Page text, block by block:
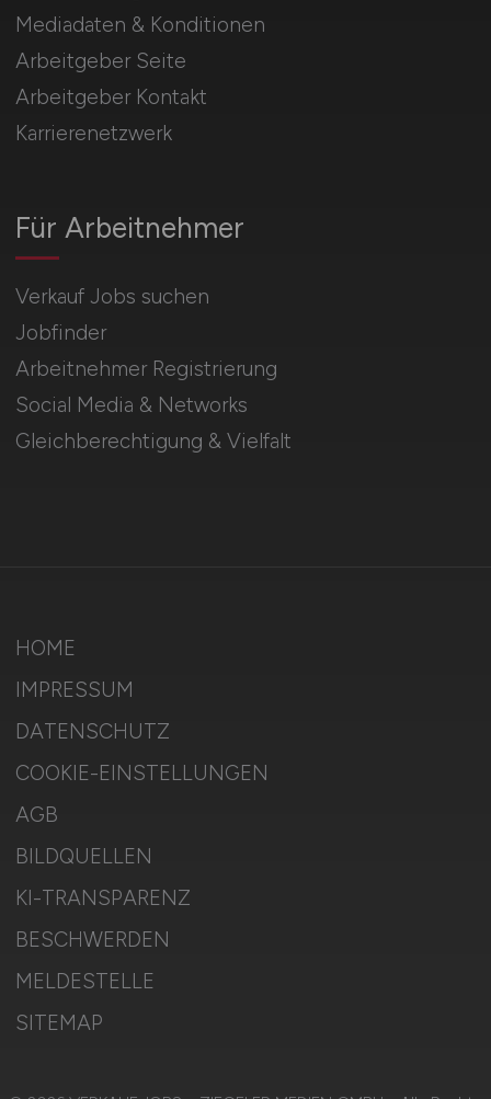
Für Arbeitnehmer
Verkauf Jobs suchen
Jobfinder
Arbeitnehmer Registrierung
Social Media & Networks
Gleichberechtigung & Vielfalt
Mediadaten & Konditionen
Arbeitgeber Seite
Arbeitgeber Kontakt
Karrierenetzwerk
HOME
IMPRESSUM
DATENSCHUTZ
COOKIE-EINSTELLUNGEN
AGB
BILDQUELLEN
KI-TRANSPARENZ
BESCHWERDEN
MELDESTELLE
SITEMAP